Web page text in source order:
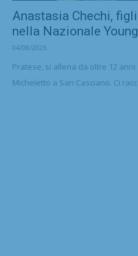
Anastasia Chechi,
nella Nazionale
04/08/2026
Pratese, si allena da oltre 12
Micheletto a San Casciano. Ci